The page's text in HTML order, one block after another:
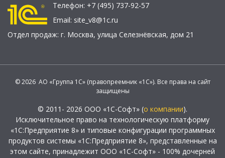
Телефон: +7 (495) 737-92-57
Email: site_v8@1c.ru
Отдел продаж: г. Москва, улица Селезнёвская, дом 21
© 2026 АО «Группа 1С» (правопреемник «1С»). Все права на сайт
защищены
© 2011- 2026 ООО «1С-Софт» (о компании).
Исключительное право на технологическую платформу
«1С:Предприятие 8» и типовые конфигурации программных
продуктов системы «1С:Предприятие 8», представленные на
этом сайте, принадлежит ООО «1С-Софт» - 100% дочерней